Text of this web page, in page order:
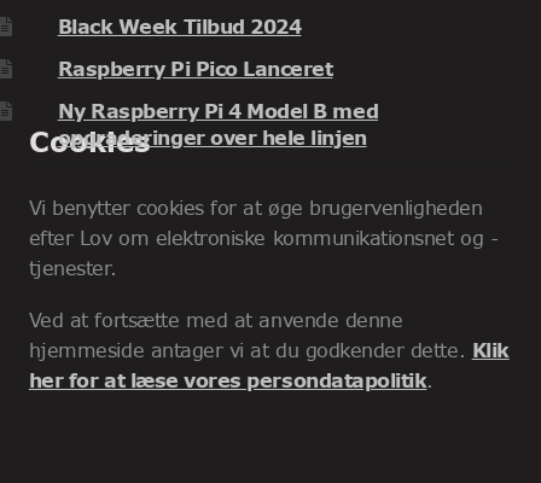
Black Week Tilbud 2024
Raspberry Pi Pico Lanceret
Ny Raspberry Pi 4 Model B med
opgraderinger over hele linjen
Cookies
Vi benytter cookies for at øge brugervenligheden
efter Lov om elektroniske kommunikationsnet og -
tjenester.
Ved at fortsætte med at anvende denne
hjemmeside antager vi at du godkender dette. Klik
her for at læse vores persondatapolitik.